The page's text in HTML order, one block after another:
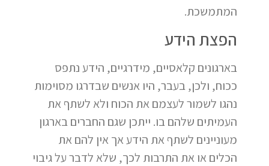
המתמשכת.
הפצת הידע
בארגונים קלאסיים, מידרגיים, הידע נתפס
ככוח, ולכן, בעבר, היו אנשים שבדרגו מסוימות
נהגו לשמור לעצמם את הכוח ולא לשתף את
העמיתים שלהם בו. ייתכן שגם החברים בארגון
מעוניינים לשתף את הידע אך אין להם את
הכלים או את התרבות לכך, שלא לדבר על גיבוי